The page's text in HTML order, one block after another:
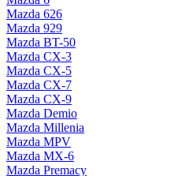
Mazda 626
Mazda 929
Mazda BT-50
Mazda CX-3
Mazda CX-5
Mazda CX-7
Mazda CX-9
Mazda Demio
Mazda Millenia
Mazda MPV
Mazda MX-6
Mazda Premacy